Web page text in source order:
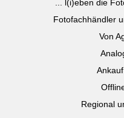
... l(i)eben die
Fotofachhändler
Von
Regional